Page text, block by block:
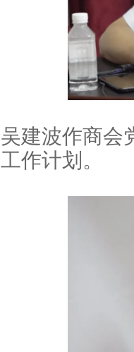
吴建波作商会
工作计划。